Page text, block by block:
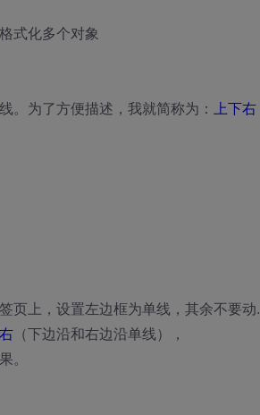
式化多个对象
。为了方便描述，我就简称为： 上下右
页上，设置左边框为单线，其余不要动.
（下边沿和右边沿单线），
。